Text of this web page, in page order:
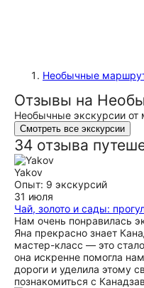
Необычные
Отзывы на
Необычные экскурсии от
Смотреть все экскурсии
34 отзыва
Yakov
Опыт: 9 экскурсий
31 июля
Чай, золото и сады:
Нам очень понравилась
Яна прекрасно знает
мастер-класс — это
она искренне помогла
дороги и уделила этому
познакомиться с